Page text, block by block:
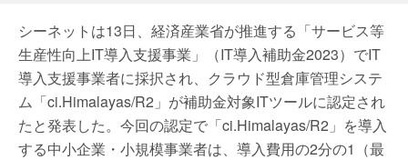
シーネットは13日、経済産業省が推進する「サービス等
生産性向上IT導入支援事業」（IT導入補助金2023）でIT
導入支援事業者に採択され、クラウド型倉庫管理システ
ム「ci.Himalayas/R2」が補助金対象ITツールに認定され
たと発表した。今回の認定で「ci.Himalayas/R2」を導入
する中小企業・小規模事業者は、導入費用の2分の1（最